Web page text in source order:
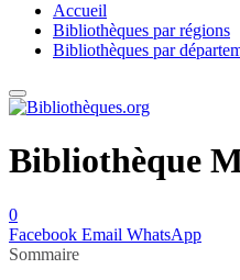
Accueil
Bibliothèques par régions
Bibliothèques par
Bibliothèque
0
Facebook Email WhatsApp
Sommaire